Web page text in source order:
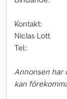
Kontakt:
Niclas Lott
Tel.:
Annonsen har
kan